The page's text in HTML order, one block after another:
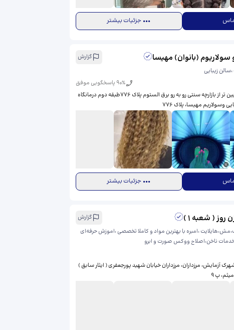
جزئیات بیشتر
سولاریوم (بانوان) مهیسا
گزارش
،سالن زیبایی
90% پاسخگویی موفق
تهران - ستارخان _ پایین تر از بازارچه سنتی رو به رو برق الستوم پلاک ۷۷۶طبقه دوم درمانگاه
جزئیات بیشتر
روز ( شعبه 1 )
گزارش
،امبره با بهترین مواد و کاملا تخصصی ،اموزش حرفه‌ای
ناخن،اصلاح ووکس صورت و ابرو
آزمایش، مرزداران، ​مرزداران خیابان شهید پورجعفری ( ایثار سابق )
​پ ۹